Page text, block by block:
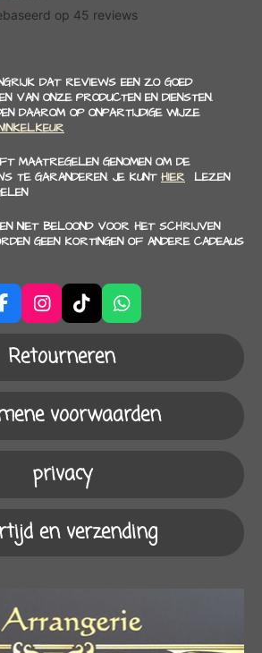
DAT REVIEWS EEN ZO GOED
VAN ONZE PRODUCTEN EN DIENSTEN.
DAAROM OP ONPARTIJDIGE WIJZE
MAATREGELEN GENOMEN OM DE
TE GARANDEREN. JE KUNT HIER LEZEN
NIET BELOOND VOOR HET SCHRIJVEN
GEEN KORTINGEN OF ANDERE CADEAUS
F
a
b
o
k
I
n
s
t
a
r
a
m
T
i
k
T
o
W
h
s
p
p
Retourneren
voorwaarden
privacy
en verzending